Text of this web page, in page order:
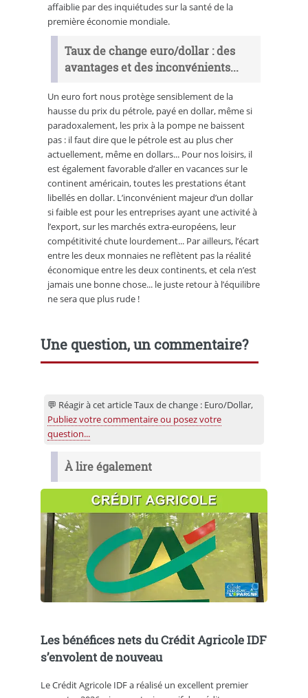
affaiblie par des inquiétudes sur la santé de la
première économie mondiale.
Taux de change euro/dollar : des
avantages et des inconvénients...
Un euro fort nous protège sensiblement de la
hausse du prix du pétrole, payé en dollar, même si
paradoxalement, les prix à la pompe ne baissent
pas : il faut dire que le pétrole est au plus cher
actuellement, même en dollars... Pour nos loisirs, il
est également favorable d’aller en vacances sur le
continent américain, toutes les prestations étant
libellés en dollar. L’inconvénient majeur d’un dollar
si faible est pour les entreprises ayant une activité à
l’export, sur les marchés extra-européens, leur
compétitivité chute lourdement... Par ailleurs, l’écart
entre les deux monnaies ne reflètent pas la réalité
économique entre les deux continents, et cela n’est
jamais une bonne chose... le juste retour à l’équilibre
ne sera que plus rude !
Une question, un commentaire?
💬 Réagir à cet article Taux de change : Euro/Dollar,
Publiez votre commentaire ou posez votre
question...
À lire également
Les bénéfices nets du Crédit Agricole IDF
s’envolent de nouveau
Le Crédit Agricole IDF a réalisé un excellent premier